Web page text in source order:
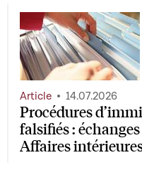
Procédures
falsifiés :
Affaires
Article 14.07.2026